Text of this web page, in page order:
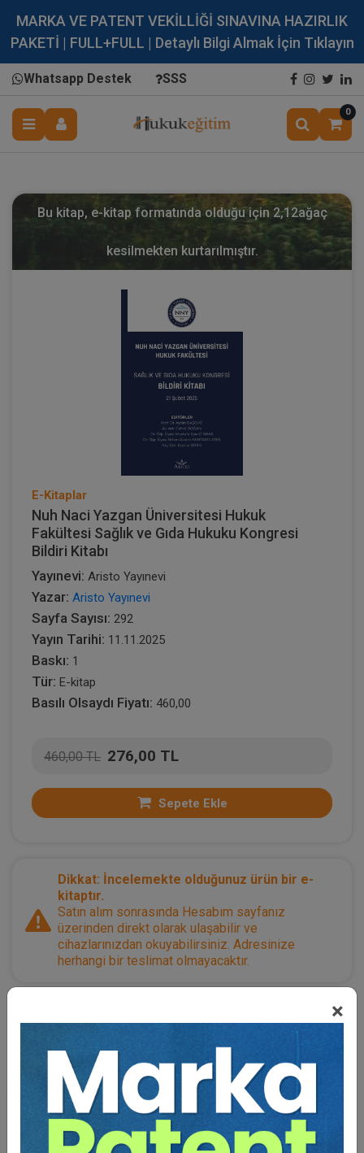
MARKA VE PATENT VEKİLLİĞİ SINAVINA HAZIRLIK
PAKETİ | FULL+FULL | Detaylı Bilgi Almak İçin Tıklayın
Whatsapp Destek SSS
0
×
Bu kitap, e-kitap formatında olduğu için 2,12ağaç
kesilmekten kurtarılmıştır.
E-Kitaplar
Nuh Naci Yazgan Üniversitesi Hukuk
Fakültesi Sağlık ve Gıda Hukuku Kongresi
Bildiri Kitabı
Yayınevi: Aristo Yayınevi
Yazar: Aristo Yayınevi
Sayfa Sayısı: 292
Yayın Tarihi: 11.11.2025
Baskı: 1
Tür: E-kitap
Basılı Olsaydı Fiyatı: 460,00
460,00 TL 276,00 TL
Sepete Ekle
Dikkat: İncelemekte olduğunuz ürün bir e-
kitaptır.
Satın alım sonrasında Hesabım sayfanız
üzerinden direkt olarak ulaşabilir ve
cihazlarınızdan okuyabilirsiniz. Adresinize
herhangi bir teslimat olmayacaktır.
Genel Hukuk
Sağlık ve Tıp Hukuku
Açıklama Yazar
Bu Kitap İçin Kaç Ağaç